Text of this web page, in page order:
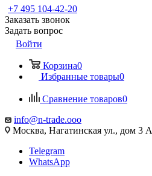
+7 495 104-42-20
Заказать звонок
Задать вопрос
Войти
Корзина0
Избранные товары0
Сравнение товаров0
info@n-trade.ooo
Москва, Нагатинская ул., дом 3 А
Telegram
WhatsApp